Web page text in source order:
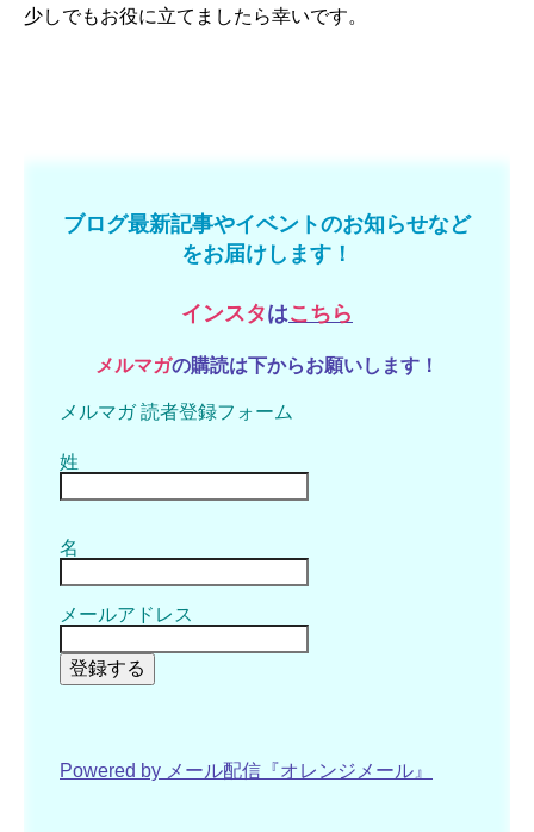
少しでもお役に立てましたら幸いです。
ブログ最新記事やイベントのお知らせなど
をお届けします！
インスタはこちら
メルマガの購読は下からお願いします！
メルマガ 読者登録フォーム
姓
名
メールアドレス
登録する
Powered by メール配信『オレンジメール』